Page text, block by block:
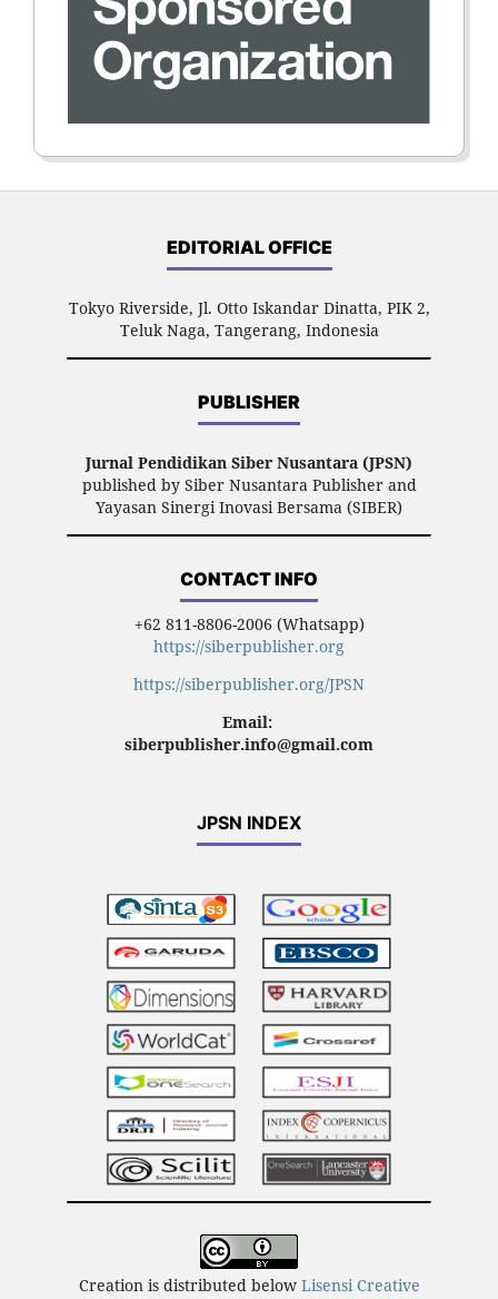
EDITORIAL OFFICE
Tokyo Riverside, Jl. Otto Iskandar Dinatta, PIK 2,
Teluk Naga, Tangerang, Indonesia
PUBLISHER
Jurnal Pendidikan Siber Nusantara (JPSN)
published by Siber Nusantara Publisher and
Yayasan Sinergi Inovasi Bersama (SIBER)
CONTACT INFO
+62 811-8806-2006 (Whatsapp)
https://siberpublisher.org
https://siberpublisher.org/JPSN
Email:
siberpublisher.info@gmail.com
JPSN INDEX
Creation is distributed below Lisensi Creative